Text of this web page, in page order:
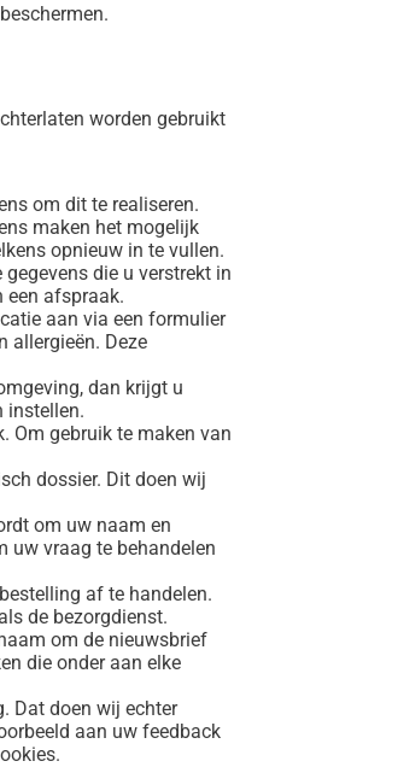
worden gebruikt
om dit te realiseren.
maken het mogelijk
opnieuw in te vullen.
die u verstrekt in
een afspraak.
aan via een formulier
allergieën. Deze
dan krijgt u
instellen.
Om gebruik te maken van
dossier. Dit doen wij
om uw naam en
uw vraag te behandelen
af te handelen.
de bezorgdienst.
om de nieuwsbrief
die onder aan elke
Dat doen wij echter
aan uw feedback